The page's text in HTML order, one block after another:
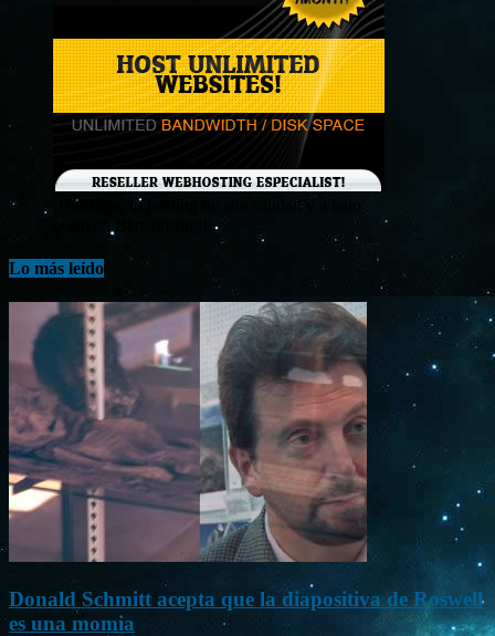
¡Consigue tu hosting de alta calidad y a bajo
costo en Banahosting!
Lo más leído
Donald Schmitt acepta que la diapositiva de Roswell
es una momia